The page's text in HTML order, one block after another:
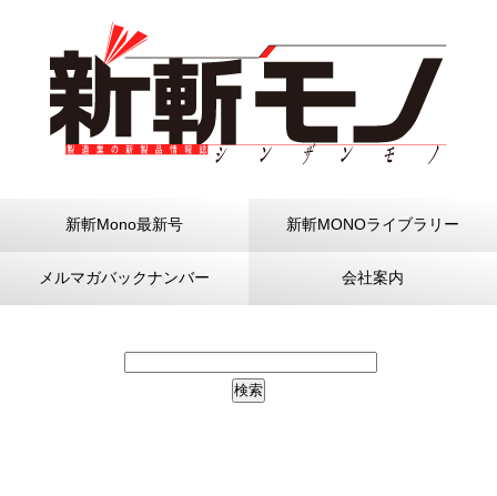
新斬Mono最新号 新斬MONOライブラリー
メルマガバックナンバー 会社案内